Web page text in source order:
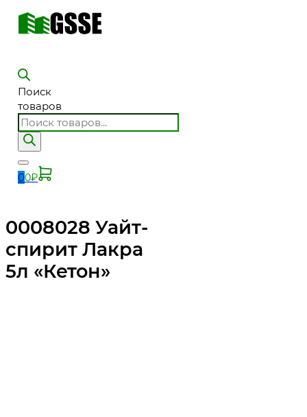
Поиск
товаров
00₽
0008028 Уайт-
спирит Лакра
5л «Кетон»